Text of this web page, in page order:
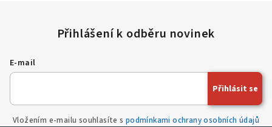
E-mail
Vložením e-mailu souhlasíte s podmínkami ochrany osobních údajů
Přihlásit se